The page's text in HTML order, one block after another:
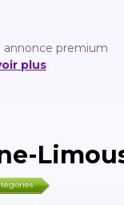
annonce premium
plus